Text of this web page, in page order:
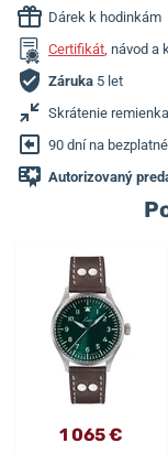
Dárek k hodinkám
Certifikát, návod a
Záruka 5 let
Skrátenie
90 dní na bezplatné
Autorizovaný
1 065 €